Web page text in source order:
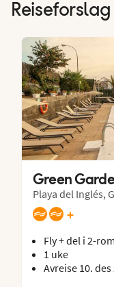
Green
Playa del Inglés,
+
Fly + del i 2-
1 uke
Avreise 10.